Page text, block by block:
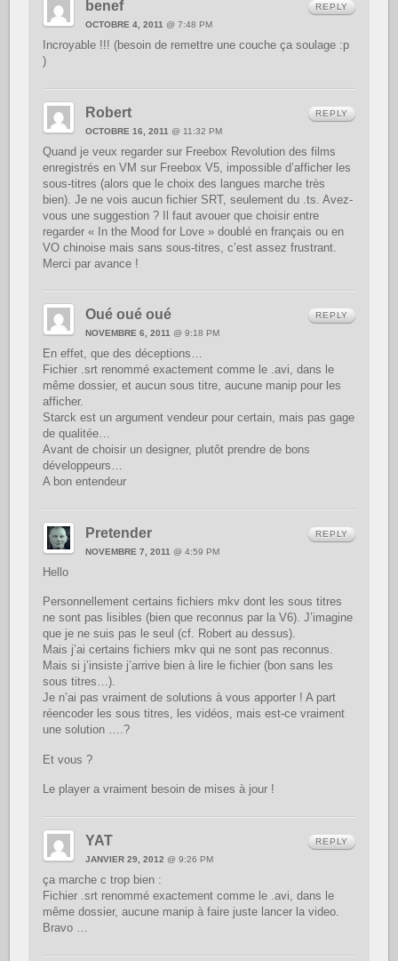
benef
OCTOBRE 4, 2011 @ 7:48 PM
Incroyable !!! (besoin de remettre une couche ça soulage :p
)
REPLY
Robert
OCTOBRE 16, 2011 @ 11:32 PM
Quand je veux regarder sur Freebox Revolution des films
enregistrés en VM sur Freebox V5, impossible d’afficher les
sous-titres (alors que le choix des langues marche très
bien). Je ne vois aucun fichier SRT, seulement du .ts. Avez-
vous une suggestion ? Il faut avouer que choisir entre
regarder « In the Mood for Love » doublé en français ou en
VO chinoise mais sans sous-titres, c’est assez frustrant.
Merci par avance !
REPLY
Oué oué oué
NOVEMBRE 6, 2011@ 9:18 PM
En effet, que des déceptions…
Fichier .srt renommé exactement comme le .avi, dans le
même dossier, et aucun sous titre, aucune manip pour les
afficher.
Starck est un argument vendeur pour certain, mais pas gage
de qualitée…
Avant de choisir un designer, plutôt prendre de bons
développeurs…
A bon entendeur
REPLY
Pretender
NOVEMBRE 7, 2011 @ 4:59 PM
Hello
Personnellement certains fichiers mkv dont les sous titres
ne sont pas lisibles (bien que reconnus par la V6). J’imagine
que je ne suis pas le seul (cf. Robert au dessus).
Mais j’ai certains fichiers mkv qui ne sont pas reconnus.
Mais si j’insiste j’arrive bien à lire le fichier (bon sans les
sous titres…).
Je n’ai pas vraiment de solutions à vous apporter ! A part
réencoder les sous titres, les vidéos, mais est-ce vraiment
une solution ….?
Et vous ?
Le player a vraiment besoin de mises à jour !
REPLY
YAT
JANVIER 29, 2012 @ 9:26 PM
ça marche c trop bien :
Fichier .srt renommé exactement comme le .avi, dans le
même dossier, aucune manip à faire juste lancer la video.
Bravo …
REPLY